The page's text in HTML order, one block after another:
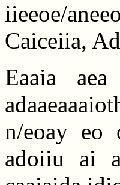
iieeoe/
Caiceiia,
Eaaia
n/eoay eo
adoiiu ai